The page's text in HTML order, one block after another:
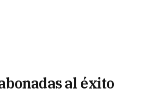
al éxito